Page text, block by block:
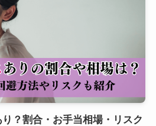
？割合・お手当相場・リスク